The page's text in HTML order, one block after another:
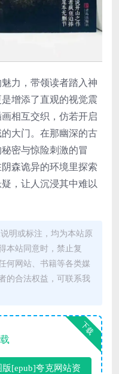
力，带领读者踏入神
增添了直观的视觉震
相互交织，仿若开启
大门。在那幽深的古
密与惊险刺激的冒
森诡异的环境里探索
，让人沉浸其中难以
明或标注，均为本站原
本站同意时，禁止复
何网站、书籍等各类媒
的合法权益，可联系我
下载
版[epub]夸克网站资